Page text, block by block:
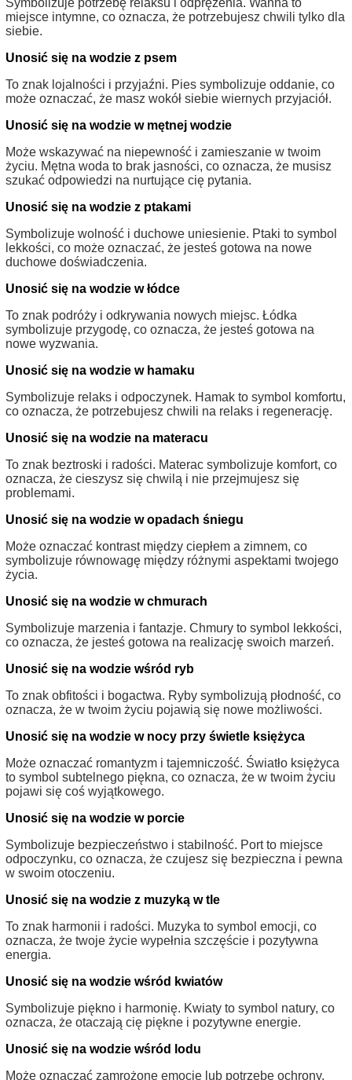
Symbolizuje potrzebę relaksu i odprężenia. Wanna to
miejsce intymne, co oznacza, że potrzebujesz chwili tylko dla
siebie.
Unosić się na wodzie z psem
To znak lojalności i przyjaźni. Pies symbolizuje oddanie, co
może oznaczać, że masz wokół siebie wiernych przyjaciół.
Unosić się na wodzie w mętnej wodzie
Może wskazywać na niepewność i zamieszanie w twoim
życiu. Mętna woda to brak jasności, co oznacza, że musisz
szukać odpowiedzi na nurtujące cię pytania.
Unosić się na wodzie z ptakami
Symbolizuje wolność i duchowe uniesienie. Ptaki to symbol
lekkości, co może oznaczać, że jesteś gotowa na nowe
duchowe doświadczenia.
Unosić się na wodzie w łódce
To znak podróży i odkrywania nowych miejsc. Łódka
symbolizuje przygodę, co oznacza, że jesteś gotowa na
nowe wyzwania.
Unosić się na wodzie w hamaku
Symbolizuje relaks i odpoczynek. Hamak to symbol komfortu,
co oznacza, że potrzebujesz chwili na relaks i regenerację.
Unosić się na wodzie na materacu
To znak beztroski i radości. Materac symbolizuje komfort, co
oznacza, że cieszysz się chwilą i nie przejmujesz się
problemami.
Unosić się na wodzie w opadach śniegu
Może oznaczać kontrast między ciepłem a zimnem, co
symbolizuje równowagę między różnymi aspektami twojego
życia.
Unosić się na wodzie w chmurach
Symbolizuje marzenia i fantazje. Chmury to symbol lekkości,
co oznacza, że jesteś gotowa na realizację swoich marzeń.
Unosić się na wodzie wśród ryb
To znak obfitości i bogactwa. Ryby symbolizują płodność, co
oznacza, że w twoim życiu pojawią się nowe możliwości.
Unosić się na wodzie w nocy przy świetle księżyca
Może oznaczać romantyzm i tajemniczość. Światło księżyca
to symbol subtelnego piękna, co oznacza, że w twoim życiu
pojawi się coś wyjątkowego.
Unosić się na wodzie w porcie
Symbolizuje bezpieczeństwo i stabilność. Port to miejsce
odpoczynku, co oznacza, że czujesz się bezpieczna i pewna
w swoim otoczeniu.
Unosić się na wodzie z muzyką w tle
To znak harmonii i radości. Muzyka to symbol emocji, co
oznacza, że twoje życie wypełnia szczęście i pozytywna
energia.
Unosić się na wodzie wśród kwiatów
Symbolizuje piękno i harmonię. Kwiaty to symbol natury, co
oznacza, że otaczają cię piękne i pozytywne energie.
Unosić się na wodzie wśród lodu
Może oznaczać zamrożone emocje lub potrzebę ochrony.